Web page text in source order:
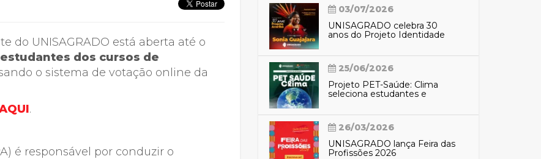
UATI
do UNISAGRADO está aberta até o
estudantes dos cursos de
o sistema de votação online da
.
é responsável por conduzir o
03/07/2026
UNISAGRADO celebra 30
anos do Projeto Identidade
Sônia Guajajara
25/06/2026
Projeto PET-Saúde: Clima
seleciona estudantes e
do SUS contra eventos
climáticos extremos
26/03/2026
UNISAGRADO lança Feira das
Profissões 2026